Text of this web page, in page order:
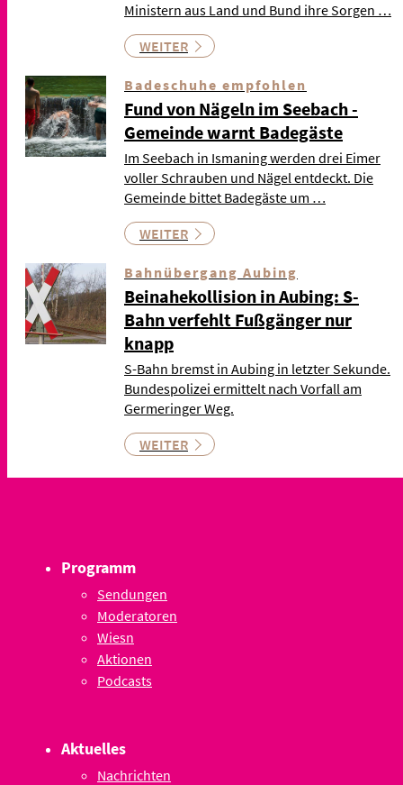
Ministern aus Land und Bund ihre Sorgen …
WEITER
Badeschuhe empfohlen
Fund von Nägeln im Seebach -
Gemeinde warnt Badegäste
Im Seebach in Ismaning werden drei Eimer
voller Schrauben und Nägel entdeckt. Die
Gemeinde bittet Badegäste um …
WEITER
Bahnübergang Aubing
Beinahekollision in Aubing: S-
Bahn verfehlt Fußgänger nur
knapp
S-Bahn bremst in Aubing in letzter Sekunde.
Bundespolizei ermittelt nach Vorfall am
Germeringer Weg.
WEITER
Programm
Sendungen
Moderatoren
Wiesn
Aktionen
Podcasts
Aktuelles
Nachrichten